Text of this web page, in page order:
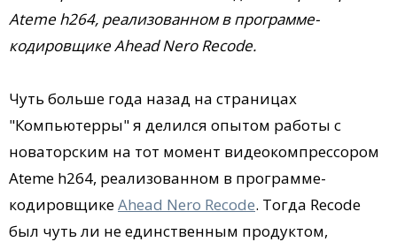
Ateme h264, реализованном в программе-
кодировщике Ahead Nero Recode.
Чуть больше года назад на страницах
"Компьютерры" я делился опытом работы с
новаторским на тот момент видеокомпрессором
Ateme h264, реализованном в программе-
кодировщикеAhead Nero Recode. Тогда Recode
был чуть ли не единственным продуктом,